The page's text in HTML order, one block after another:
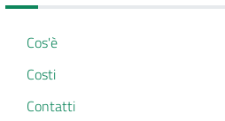
Cos'è
Costi
Contatti